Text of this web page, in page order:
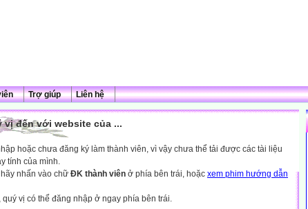
Trợ giúp Liên hệ
vị đến với website của ...
hoặc chưa đăng ký làm thành viên, vì vậy chưa thể tải được các tài liệu
tính của mình.
nhấn vào chữ ĐK thành viên ở phía bên trái, hoặc xem phim hướng dẫn
quý vị có thể đăng nhập ở ngay phía bên trái.